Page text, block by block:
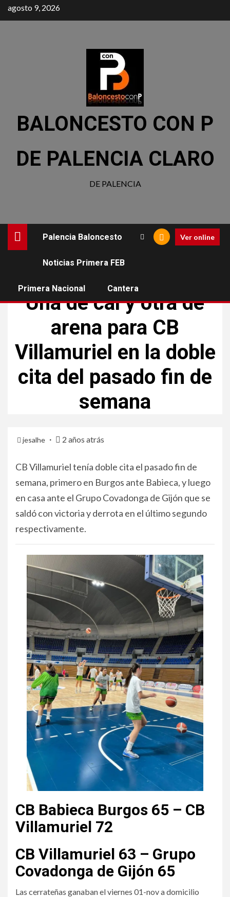
agosto 9, 2026
BALONCESTO CON P
DE PALENCIA CLARO
DE PALENCIA
Palencia Baloncesto
Noticias Primera FEB
Primera Nacional Cantera
Ver online
Una de cal y otra de
arena para CB
Villamuriel en la doble
cita del pasado fin de
semana
jesalhe 2 años atrás
CB Villamuriel tenía doble cita el pasado fin de
semana, primero en Burgos ante Babieca, y luego
en casa ante el Grupo Covadonga de Gijón que se
saldó con victoria y derrota en el último segundo
respectivamente.
CB Babieca Burgos 65 – CB
Villamuriel 72
CB Villamuriel 63 – Grupo
Covadonga de Gijón 65
Las cerrateñas ganaban el viernes 01-nov a domicilio